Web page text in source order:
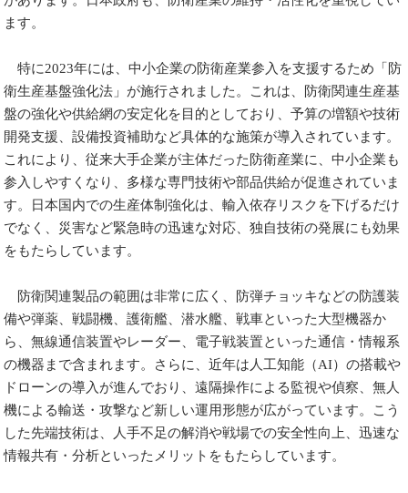
ます。
特に2023年には、中小企業の防衛産業参入を支援するため「防
衛生産基盤強化法」が施行されました。これは、防衛関連生産基
盤の強化や供給網の安定化を目的としており、予算の増額や技術
開発支援、設備投資補助など具体的な施策が導入されています。
これにより、従来大手企業が主体だった防衛産業に、中小企業も
参入しやすくなり、多様な専門技術や部品供給が促進されていま
す。日本国内での生産体制強化は、輸入依存リスクを下げるだけ
でなく、災害など緊急時の迅速な対応、独自技術の発展にも効果
をもたらしています。
防衛関連製品の範囲は非常に広く、防弾チョッキなどの防護装
備や弾薬、戦闘機、護衛艦、潜水艦、戦車といった大型機器か
ら、無線通信装置やレーダー、電子戦装置といった通信・情報系
の機器まで含まれます。さらに、近年は人工知能（AI）の搭載や
ドローンの導入が進んでおり、遠隔操作による監視や偵察、無人
機による輸送・攻撃など新しい運用形態が広がっています。こう
した先端技術は、人手不足の解消や戦場での安全性向上、迅速な
情報共有・分析といったメリットをもたらしています。